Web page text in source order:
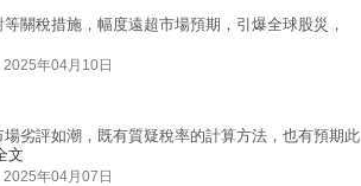
關稅措施，幅度遠超市場預期，引爆全球股災，
2025年04月10日
劣評如潮，既有質疑稅率的計算方法，也有預期此
文
2025年04月07日